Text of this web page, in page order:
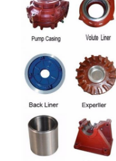
আমাদের সম্বন্ধে
কারখানা ভ্রমণ
মান নিয়ন্ত্রণ
আমাদের সাথে যোগাযোগ করুন
খবর